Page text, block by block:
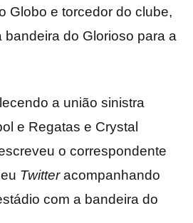
Globo e torcedor do clube,
bandeira do Glorioso para a
a união sinistra
e Regatas e Crystal
o correspondente
Twitteracompanhando
com a bandeira do